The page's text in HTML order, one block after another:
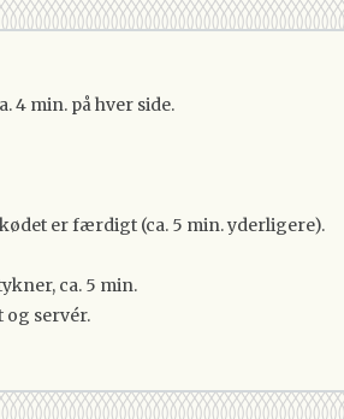
4 min. på hver side.
er færdigt (ca. 5 min. yderligere).
ca. 5 min.
og servér.